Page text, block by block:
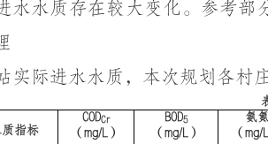
水水质存在较大变化。参考部
实际进水水质，本次规划各村
质指标
CODCr
（mg/L ）
BOD5
（ mg/L）
氨
（mg/